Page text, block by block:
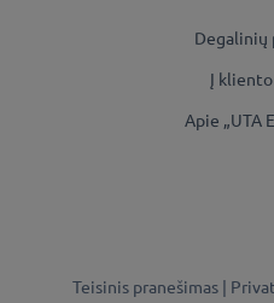
Degalinių
Į
Apie „UTA
Teisinis pranešimas |